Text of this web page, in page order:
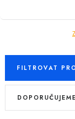
FILTROVAT
V
Ř
DOPORUČUJEME